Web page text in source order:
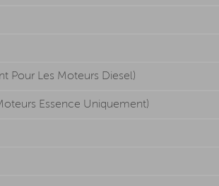
Pour Les Moteurs Diesel)
Essence Uniquement)